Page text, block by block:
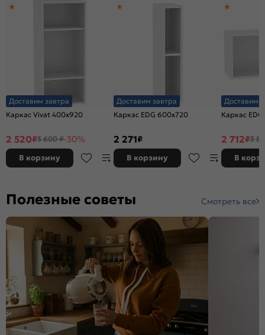
Доставим завтра
Каркас Vivat 400x920
2 520₽3 600 ₽-30%
В корзину
Доставим завтра
Каркас EDG 600x720
2 271₽
В корзину
Доставим
Каркас
2 712₽3
В
Полезные советы Смотреть все